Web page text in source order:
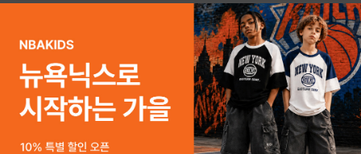
BLUE
주소 : 서울시 강남구 논현로 633, 6층 (논현동, 한세엠케이빌딩)
사업자등록번호 : 116-81-32499
통신판매업신고번호 : 제 2024-서울강남-04239
호스팅 서비스 : 스타일이십사㈜
고객센터 1544-5336(평일 09:00~ 18:00 토/일/공휴일 휴무)
스타일24 고객센터 1544-5336
평일 09:00~ 18:00 (토/일/공휴일 휴무)
help Email : help@style24.com
COPYRIGHTⓒ2021 STYLE24 ALL RIGHTS RESERVED.